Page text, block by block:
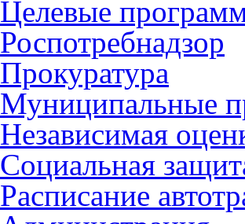
Целевые
Роспотребнадзор
Прокуратура
Муниципальные
Независимая
Социальная
Расписание